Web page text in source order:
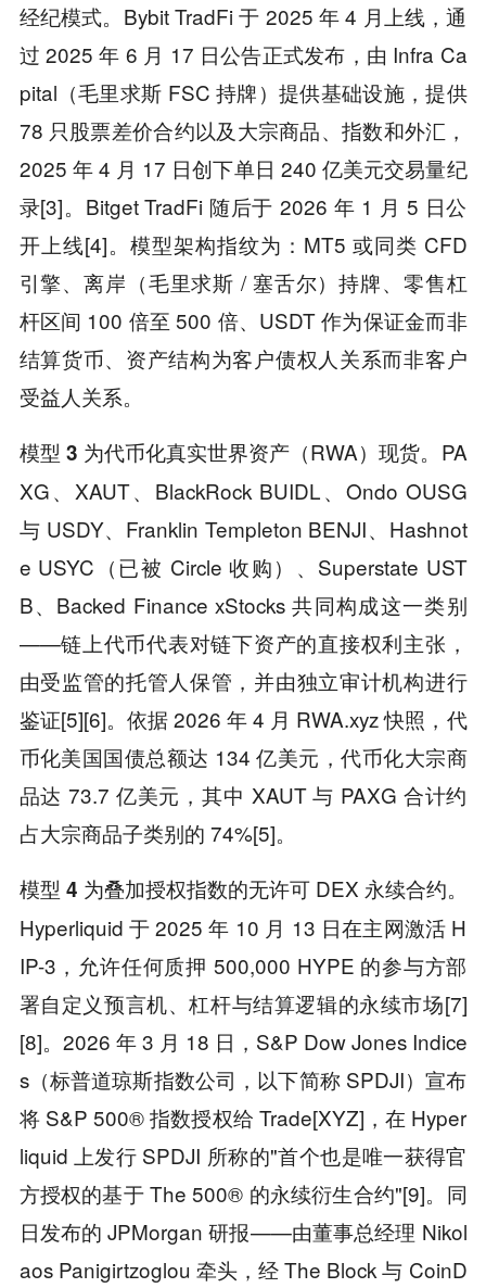
经纪模式。Bybit TradFi 于 2025 年 4 月上线，通
过 2025 年 6 月 17 日公告正式发布，由 Infra Ca
pital（毛里求斯 FSC 持牌）提供基础设施，提供
78 只股票差价合约以及大宗商品、指数和外汇，
2025 年 4 月 17 日创下单日 240 亿美元交易量纪
录[3]。Bitget TradFi 随后于 2026 年 1 月 5 日公
开上线[4]。模型架构指纹为：MT5 或同类 CFD
引擎、离岸（毛里求斯 / 塞舌尔）持牌、零售杠
杆区间 100 倍至 500 倍、USDT 作为保证金而非
结算货币、资产结构为客户债权人关系而非客户
受益人关系。
模型 3 为代币化真实世界资产（RWA）现货。PA
XG、XAUT、BlackRock BUIDL、Ondo OUSG
与 USDY、Franklin Templeton BENJI、Hashnot
e USYC（已被 Circle 收购）、Superstate UST
B、Backed Finance xStocks 共同构成这一类别
——链上代币代表对链下资产的直接权利主张，
由受监管的托管人保管，并由独立审计机构进行
鉴证[5][6]。依据 2026 年 4 月 RWA.xyz 快照，代
币化美国国债总额达 134 亿美元，代币化大宗商
品达 73.7 亿美元，其中 XAUT 与 PAXG 合计约
占大宗商品子类别的 74%[5]。
模型 4 为叠加授权指数的无许可 DEX 永续合约。
Hyperliquid 于 2025 年 10 月 13 日在主网激活 H
IP-3，允许任何质押 500,000 HYPE 的参与方部
署自定义预言机、杠杆与结算逻辑的永续市场[7]
[8]。2026 年 3 月 18 日，S&P Dow Jones Indice
s（标普道琼斯指数公司，以下简称 SPDJI）宣布
将 S&P 500® 指数授权给 Trade[XYZ]，在 Hyper
liquid 上发行 SPDJI 所称的"首个也是唯一获得官
方授权的基于 The 500® 的永续衍生合约"[9]。同
日发布的 JPMorgan 研报——由董事总经理 Nikol
aos Panigirtzoglou 牵头，经 The Block 与 CoinD